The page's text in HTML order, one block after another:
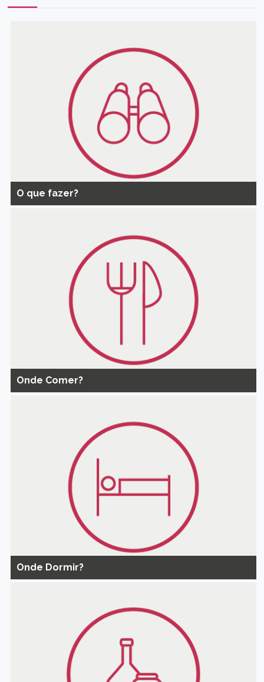
O que fazer?
Onde Comer?
Onde Dormir?